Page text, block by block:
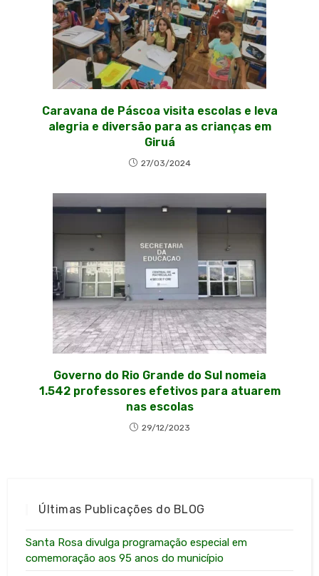
Caravana de Páscoa visita escolas e leva
alegria e diversão para as crianças em
Giruá
27/03/2024
Governo do Rio Grande do Sul nomeia
1.542 professores efetivos para atuarem
nas escolas
29/12/2023
Últimas Publicações do BLOG
Santa Rosa divulga programação especial em
comemoração aos 95 anos do município